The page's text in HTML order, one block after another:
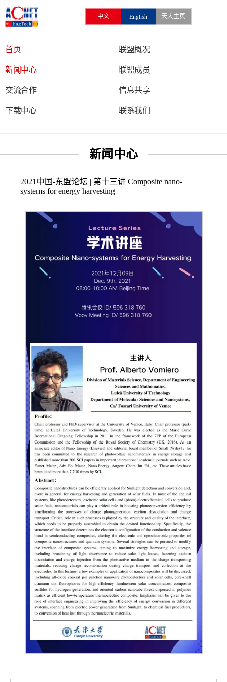
中文 English 天大主页
首页 联盟概况
新闻中心 联盟成员
交流合作 信息共享
下载中心 联系我们
新闻中心
2021中国-东盟论坛 | 第十三讲 Composite nano-
systems for energy harvesting